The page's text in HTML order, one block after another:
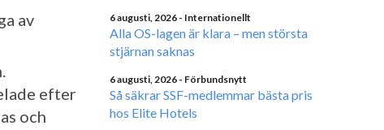
av
efter
och
6 augusti, 2026 - Internationellt
Alla OS-lagen är klara – men största
stjärnan saknas
6 augusti, 2026 - Förbundsnytt
Så säkrar SSF-medlemmar bästa pris
hos Elite Hotels